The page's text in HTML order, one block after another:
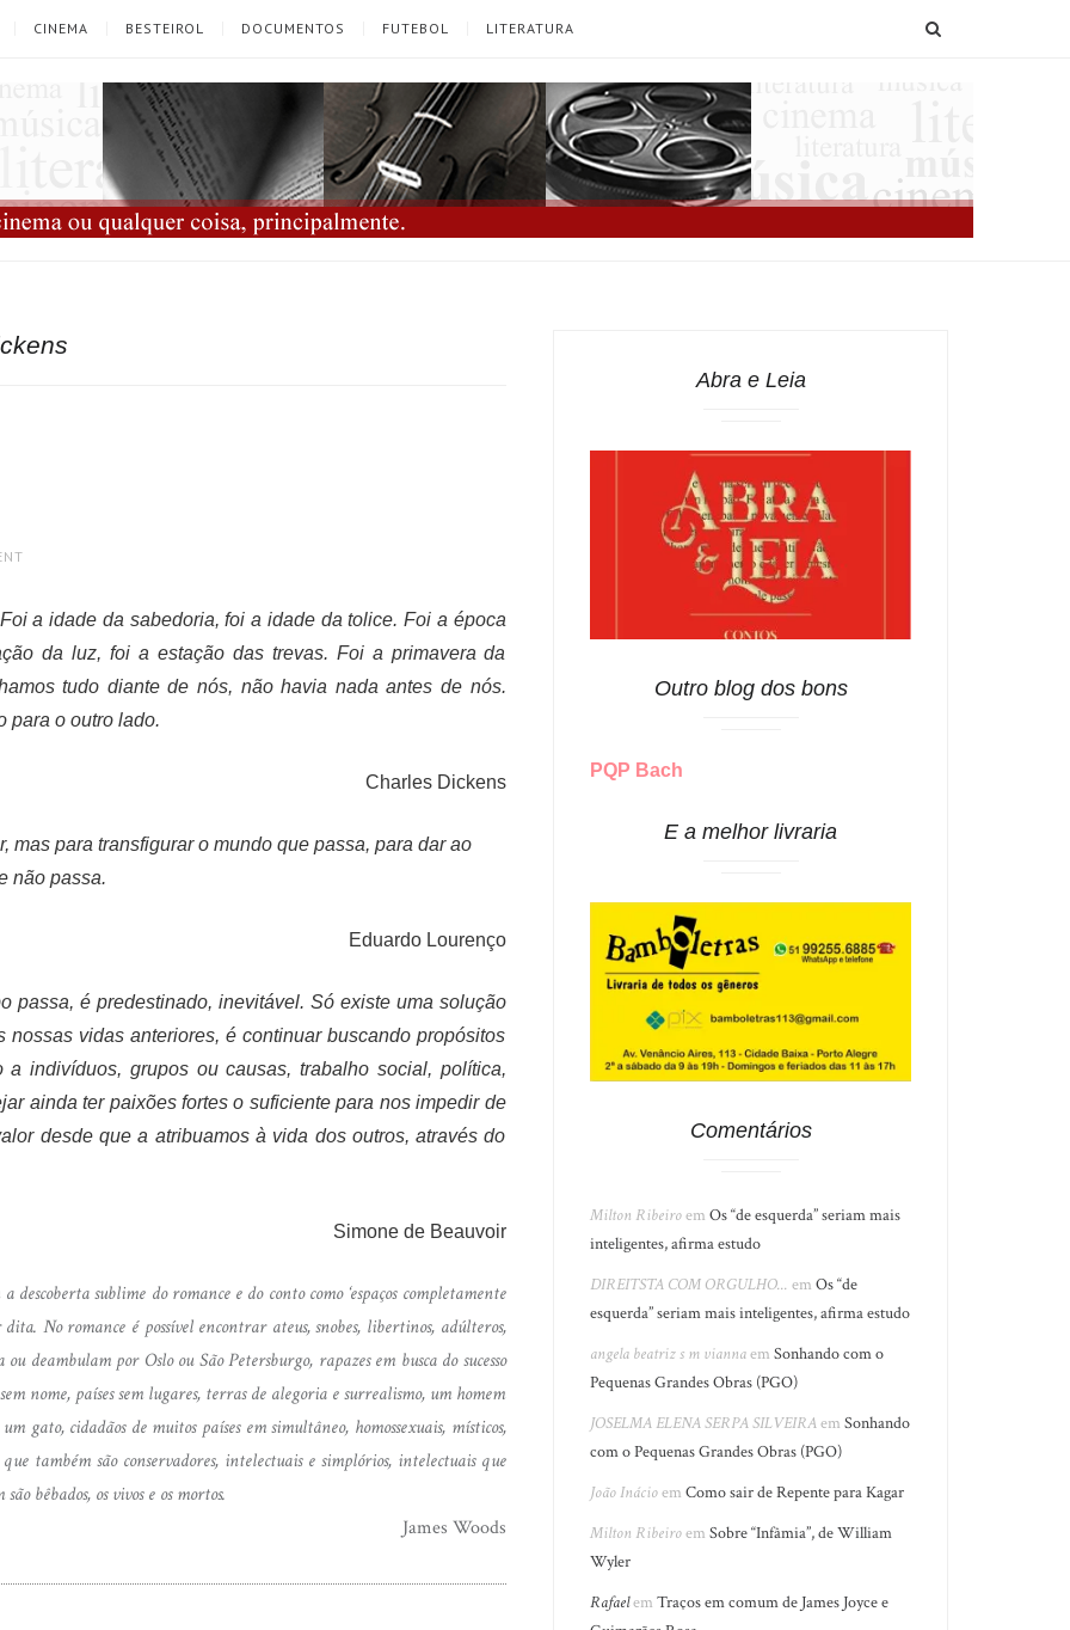
CINEMA BESTEIROL DOCUMENTOS FUTEBOL LITERATURA
a idade da sabedoria, foi a idade da tolice. Foi a época
da luz, foi a estação das trevas. Foi a primavera da
tudo diante de nós, não havia nada antes de nós.
para o outro lado.
Charles Dickens
mas para transfigurar o mundo que passa, para dar ao
não passa.
Eduardo Lourenço
passa, é predestinado, inevitável. Só existe uma solução
vidas anteriores, é continuar buscando propósitos
indivíduos, grupos ou causas, trabalho social, política,
ainda ter paixões fortes o suficiente para nos impedir de
desde que a atribuamos à vida dos outros, através do
Simone de Beauvoir
sublime do romance e do conto como ‘espaços completamente
No romance é possível encontrar ateus, snobes, libertinos, adúlteros,
deambulam por Oslo ou São Petersburgo, rapazes em busca do sucesso
nome, países sem lugares, terras de alegoria e surrealismo, um homem
cidadãos de muitos países em simultâneo, homossexuais, místicos,
também são conservadores, intelectuais e simplórios, intelectuais que
bêbados, os vivos e os mortos.
James Woods
Abra e Leia
Outro blog dos bons
PQP Bach
E a melhor livraria
Comentários
Milton RibeiroemOs “de esquerda” seriam mais
inteligentes, afirma estudo
DIREITSTA COM ORGULHO... emOs “de
esquerda” seriam mais inteligentes, afirma estudo
angela beatriz s m viannaemSonhando com o
Pequenas Grandes Obras (PGO)
JOSELMA ELENA SERPA SILVEIRAemSonhando
com o Pequenas Grandes Obras (PGO)
João InácioemComo sair de Repente para Kagar
Milton RibeiroemSobre “Infâmia”, de William
Wyler
RafaelemTraços em comum de James Joyce e